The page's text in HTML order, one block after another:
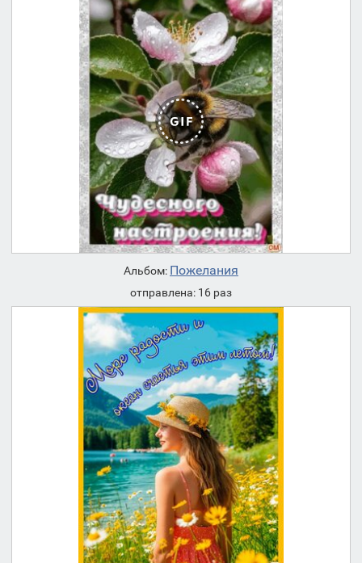
Альбом: Пожелания
отправлена: 16 раз